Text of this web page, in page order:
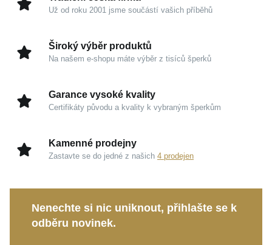
Tento minimalistický typ šperku sedí jemně a těsně na
přirozenou krásu.
Stříbro 925/1000 a rhodium:Garance špičkové
chladivou svěžest i při každodenním nošení.
Oslnivý zirkon:Precizně zpracovaný kámen v
propůjčuje vaší tváři jas.
Typ pecky (8x8 mm):Kompaktní rozměr zaručuje,
že šperk dokonale přilne k uchu a stane se
Už od roku 2001 jsme součástí vašich příběhů
Široký výběr produktů
Na našem e-shopu máte výběr z tisíců šperků
Garance vysoké kvality
Certifikáty původu a kvality k vybraným šperkům
Kamenné prodejny
Zastavte se do jedné z našich 4 prodejen
Nenechte si nic uniknout, přihlašte se k
odběru novinek.